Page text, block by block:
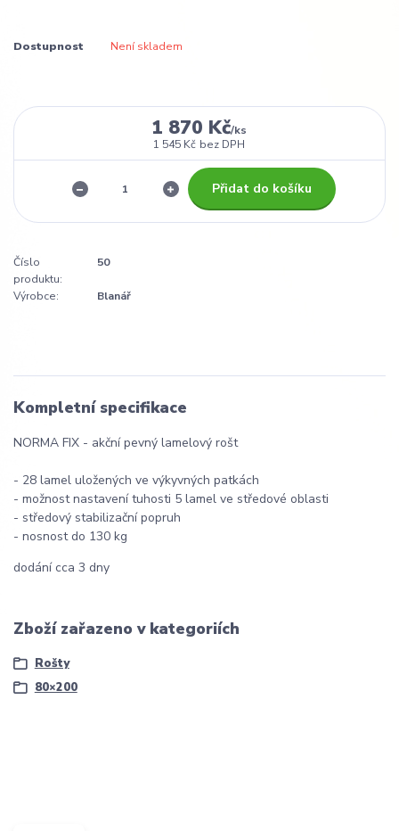
Dostupnost Není skladem
1 870 Kč/ks
1 545 Kč bez DPH
Přidat do košíku
Číslo
produktu:
50
Výrobce: Blanář
Kompletní specifikace
NORMA FIX - akční pevný lamelový rošt
- 28 lamel uložených ve výkyvných patkách
- možnost nastavení tuhosti 5 lamel ve středové oblasti
- středový stabilizační popruh
- nosnost do 130 kg
dodání cca 3 dny
Zboží zařazeno v kategoriích
Rošty
80×200